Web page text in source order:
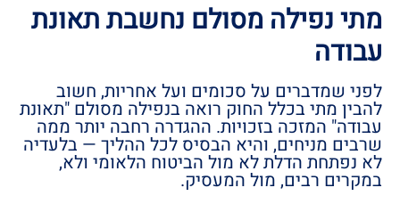
מתי נפילה מסולם נחשבת תאונת
עבודה
לפני שמדברים על סכומים ועל אחריות, חשוב
להבין מתי בכלל החוק רואה בנפילה מסולם "תאונת
עבודה" המזכה בזכויות. ההגדרה רחבה יותר ממה
שרבים מניחים, והיא הבסיס לכל ההליך — בלעדיה
לא נפתחת הדלת לא מול הביטוח הלאומי ולא,
במקרים רבים, מול המעסיק.